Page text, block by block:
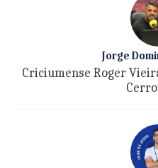
Jorge
Criciumense Roger